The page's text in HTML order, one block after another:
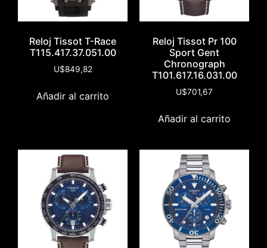
Reloj Tissot T-Race
T115.417.37.051.00
U$849,82
Añadir al carrito
Reloj Tissot Pr 100
Sport Gent
Chronograph
T101.617.16.031.00
U$701,67
Añadir al carrito